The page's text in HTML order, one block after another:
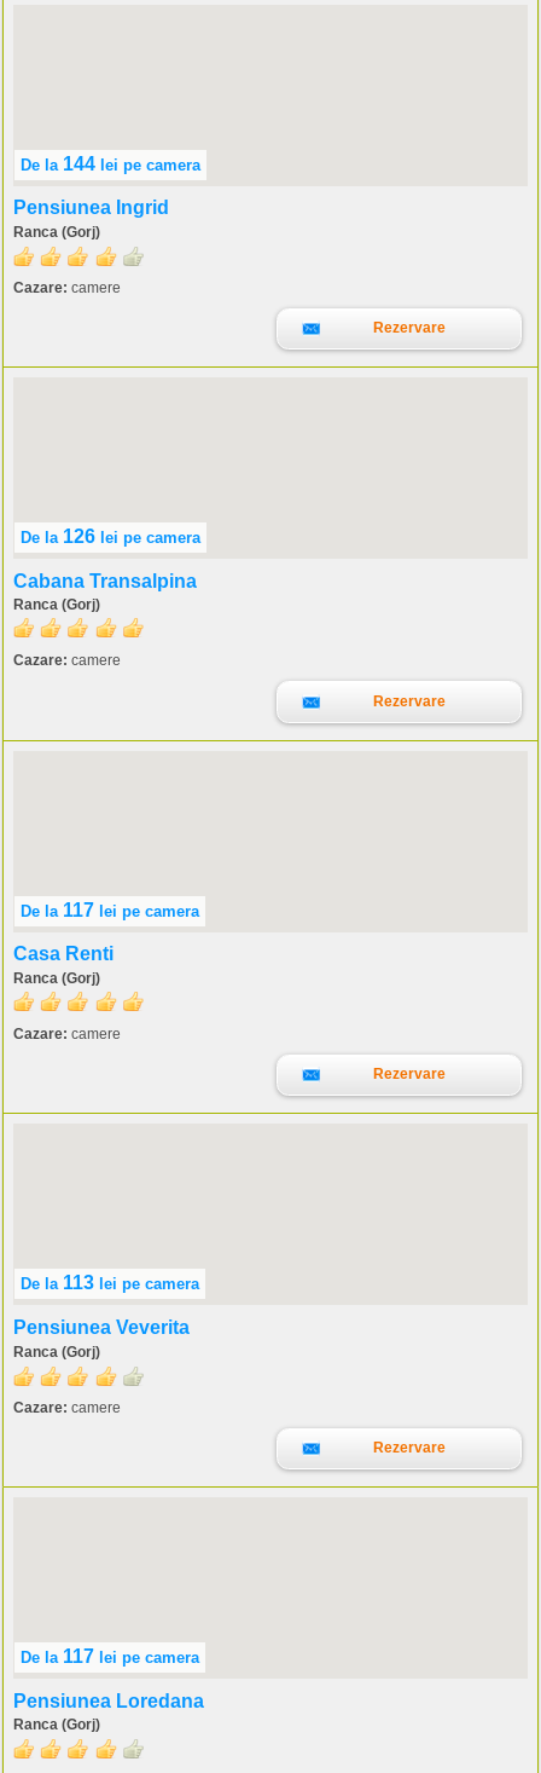
De la 144 lei pe camera
Pensiunea Ingrid
Ranca (Gorj)
Cazare: camere
Rezervare
De la 126 lei pe camera
Cabana Transalpina
Ranca (Gorj)
Cazare: camere
Rezervare
De la 117 lei pe camera
Casa Renti
Ranca (Gorj)
Cazare: camere
Rezervare
De la 113 lei pe camera
Pensiunea Veverita
Ranca (Gorj)
Cazare: camere
Rezervare
De la 117 lei pe camera
Pensiunea Loredana
Ranca (Gorj)